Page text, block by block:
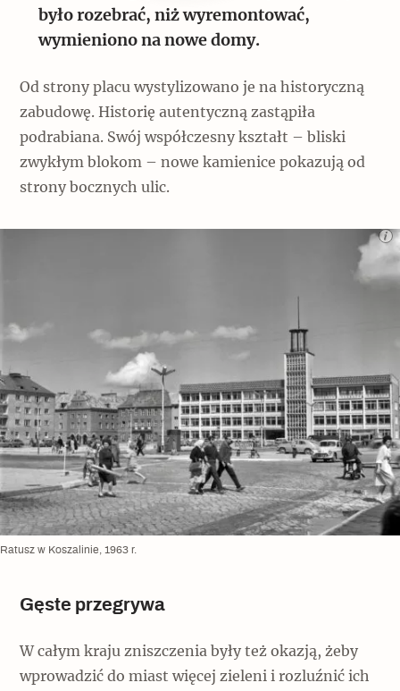
było rozebrać, niż wyremontować,
wymieniono na nowe domy.
Od strony placu wystylizowano je na historyczną
zabudowę. Historię autentyczną zastąpiła
podrabiana. Swój współczesny kształt – bliski
zwykłym blokom – nowe kamienice pokazują od
strony bocznych ulic.
Ratusz w Koszalinie, 1963 r.
Gęste przegrywa
W całym kraju zniszczenia były też okazją, żeby
wprowadzić do miast więcej zieleni i rozluźnić ich